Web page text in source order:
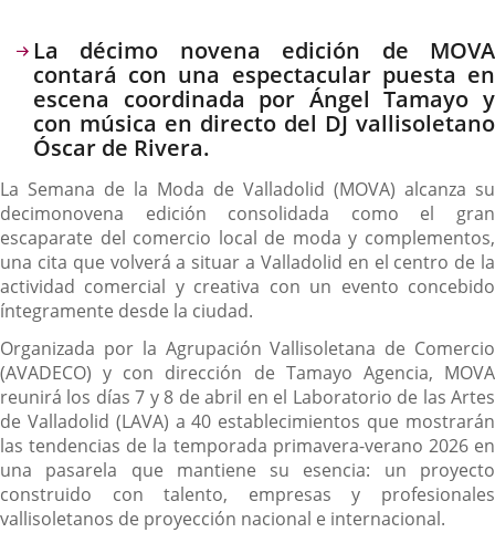
Descripción
La décimo novena edición de MOVA
contará con una espectacular puesta en
escena coordinada por Ángel Tamayo y
con música en directo del DJ vallisoletano
Óscar de Rivera.
La Semana de la Moda de Valladolid (MOVA) alcanza su
decimonovena edición consolidada como el gran
escaparate del comercio local de moda y complementos,
una cita que volverá a situar a Valladolid en el centro de la
actividad comercial y creativa con un evento concebido
íntegramente desde la ciudad.
Organizada por la Agrupación Vallisoletana de Comercio
(AVADECO) y con dirección de Tamayo Agencia, MOVA
reunirá los días 7 y 8 de abril en el Laboratorio de las Artes
de Valladolid (LAVA) a 40 establecimientos que mostrarán
las tendencias de la temporada primavera-verano 2026 en
una pasarela que mantiene su esencia: un proyecto
construido con talento, empresas y profesionales
vallisoletanos de proyección nacional e internacional.